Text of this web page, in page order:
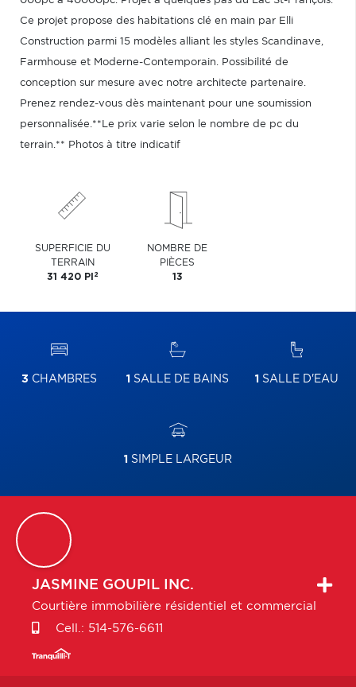
Ce projet propose des habitations clé en main par Elli
Construction parmi 15 modèles alliant les styles Scandinave,
Farmhouse et Moderne-Contemporain. Possibilité de
conception sur mesure avec notre architecte partenaire.
Prenez rendez-vous dès maintenant pour une soumission
personnalisée.**Le prix varie selon le nombre de pc du
terrain.** Photos à titre indicatif
SUPERFICIE DU
TERRAIN
31 420 PI 2
NOMBRE DE
PIÈCES
13
3 CHAMBRES 1 SALLE DE BAINS 1 SALLE D'EAU
1 SIMPLE LARGEUR
JASMINE GOUPIL INC.
Courtière immobilière résidentiel et commercial
Cell.: 514-576-6611